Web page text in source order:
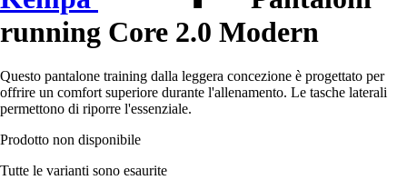
running Core 2.0 Modern
Questo pantalone training dalla leggera concezione è progettato per
offrire un comfort superiore durante l'allenamento. Le tasche laterali
permettono di riporre l'essenziale.
Prodotto non disponibile
Tutte le varianti sono esaurite